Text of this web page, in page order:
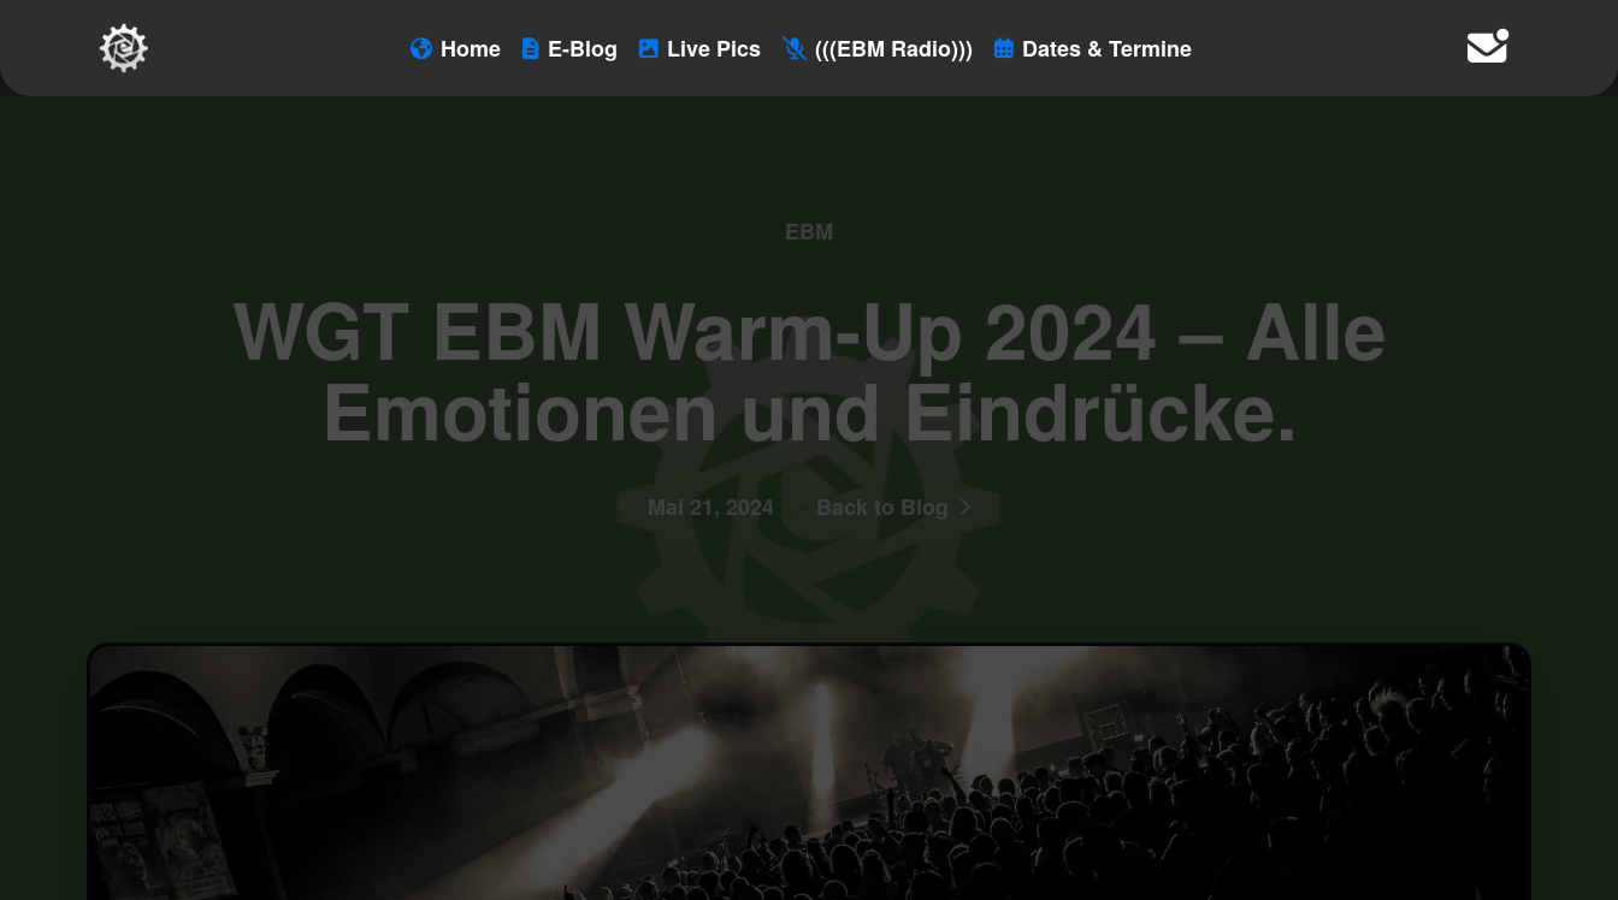
Home E-Blog Live Pics (((EBM Radio))) Dates & Termine
EBM
WGT EBM Warm-Up 2024 – Alle
Emotionen und Eindrücke.
Mai 21, 2024 Back to Blog